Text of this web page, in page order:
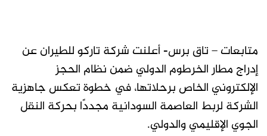
متابعات – تاق برس- أعلنت شركة تاركو للطيران عن
إدراج مطار الخرطوم الدولي ضمن نظام الحجز
الإلكتروني الخاص برحلاتها، في خطوة تعكس جاهزية
الشركة لربط العاصمة السودانية مجددًا بحركة النقل
الجوي الإقليمي والدولي.